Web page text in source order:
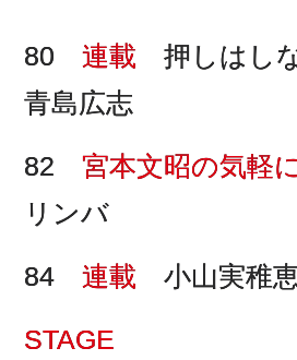
80 連載 押しはし
青島広志
82 宮本文昭の気軽
リンバ
84 連載 小山実稚
STAGE